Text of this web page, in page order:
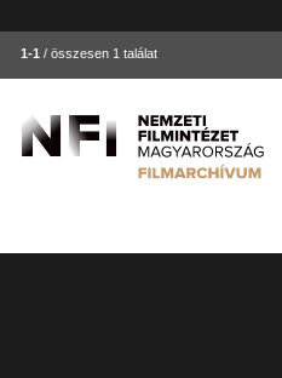
1-1 / összesen 1 találat